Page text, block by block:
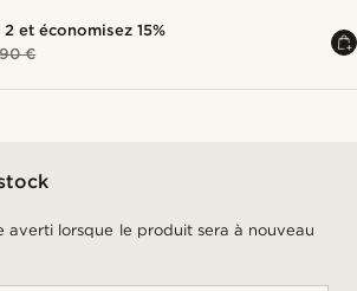
et économisez 15%
€
averti lorsque le produit sera à nouveau